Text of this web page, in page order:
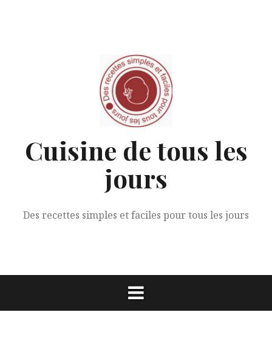
Cuisine de tous les
jours
Des recettes simples et faciles pour tous les jours